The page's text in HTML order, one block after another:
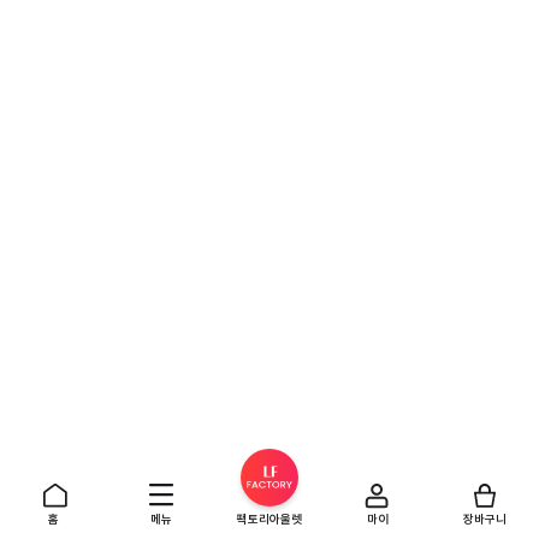
홈 메뉴 팩토리아울렛 마이 장바구니